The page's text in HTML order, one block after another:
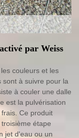
par Weiss
couleurs et les
sont à suivre pour la
à couler une dalle
est la pulvérisation
Ce produit
étape
jet d'eau ou un